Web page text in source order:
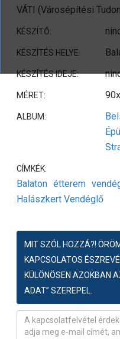
VÁTI (Városépítési
KÉSZÍTŐ:
KÉSZÍTÉS HELYE:
KÉSZÍTÉS IDEJE:
MÉRET:
ALBUM:
CÍMKÉK:
Balaton étterem
Halászkert Vendéglő
MIT SZÓL HOZZÁ?!
KAPCSOLATOS
KÜLÖNÖSEN AZOKBAN
ADAT” SZEREPEL.